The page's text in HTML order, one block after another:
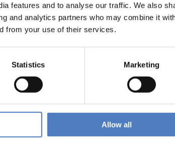
features and to analyse our traffic. We also
and analytics partners who may combine it
from your use of their services.
Statistics Marketing
Allow all
definieren.
um die zentralen Entscheidungsträger und
Universitäten und dem Privatsektor, und
Gemeinsam führten diese
wurde die Beteiligung von
weiter gestärkt. Diese Aktivitäten